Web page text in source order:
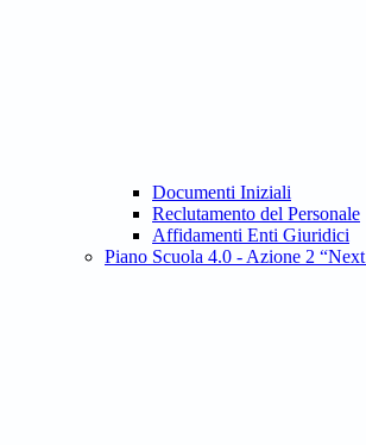
Documenti Iniziali
Reclutamento del Personale
Affidamenti Enti Giuridici
Piano Scuola 4.0 - Azione 2